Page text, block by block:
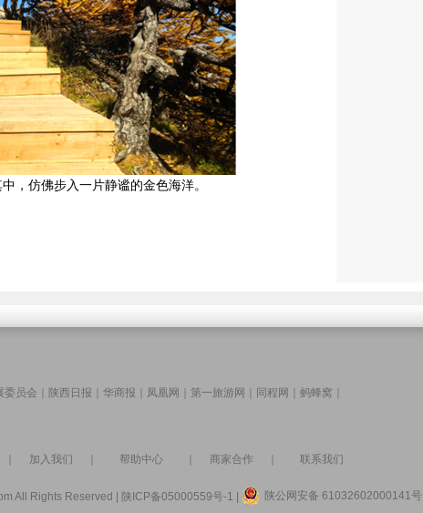
仿佛步入一片静谧的金色海洋。
委员会 陕西日报 华商报 凤凰网 第一旅游网 同程网 蚂蜂窝
加入我们 帮助中心｜ 商家合作 联系我们
All Rights Reserved | 陕ICP备05000559号-1
陕公网安备 61032602000141号